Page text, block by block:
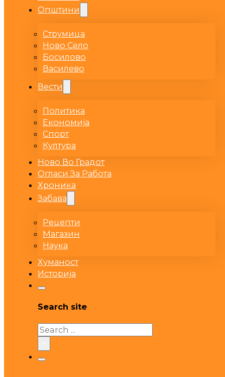
Општини
Струмица
Ново Село
Босилово
Василево
Вести
Политика
Економија
Спорт
Култура
Ново Во Градот
Огласи За Работа
Хроника
Забава
Рецепти
Магазин
Наука
Хуманост
Историја
Search site
Search